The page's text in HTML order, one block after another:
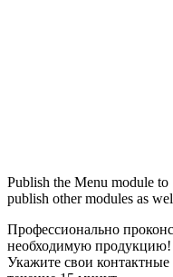
Publish the Menu module
publish other modules as
М ●
Профессионально
необходимую продукцию!
Укажите свои